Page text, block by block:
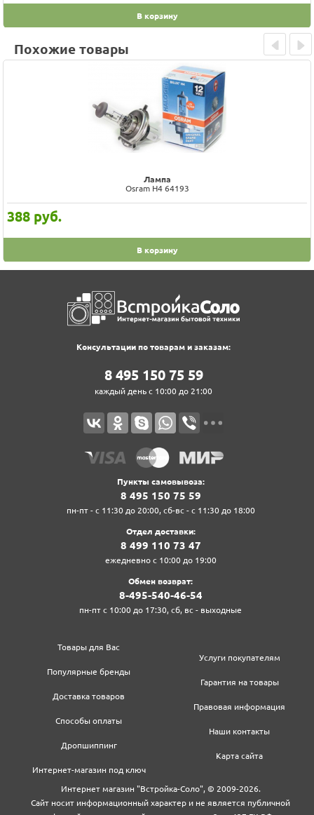
В корзину
Похожие товары
Лампа
Osram H4 64193
388 руб.
В корзину
Prev Next
Консультации по товарам и заказам:
8‍ 4‍9‍5‍ 1‍5‍0‍ 7‍5‍ 5‍9‍
каждый день с 10:00 до 21:00
Пункты самовывоза:
8‍ 4‍9‍5‍ 1‍5‍0‍ 7‍5‍ 5‍9‍
пн-пт - с 11:30 до 20:00, сб-вс - с 11:30 до 18:00
Отдел доставки:
8‍ 4‍9‍9‍ 1‍1‍0‍ 7‍3‍ 4‍7‍
ежедневно с 10:00 до 19:00
Обмен возврат:
8‍-4‍9‍5‍-5‍4‍0‍-4‍6‍-5‍4‍
пн-пт с 10:00 до 17:30, сб, вс - выходные
Товары для Вас
Популярные бренды
Доставка товаров
Способы оплаты
Дропшиппинг
Интернет-магазин под ключ
Услуги покупателям
Гарантия на товары
Правовая информация
Наши контакты
Карта сайта
Интернет магазин "Встройка-Соло", © 2009-2026.
Сайт носит информационный характер и не является публичной